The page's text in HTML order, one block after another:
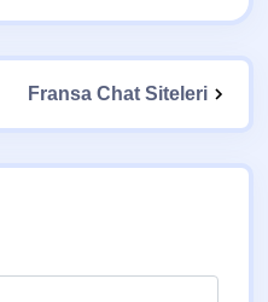
Fransa Chat Siteleri